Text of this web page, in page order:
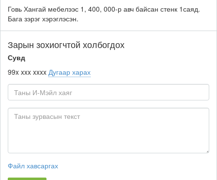
Говь Хангай мебелээс 1, 400, 000-р авч байсан стенк 1саяд.
Бага зэрэг хэрэглэсэн.
Зарын зохиогчтой холбогдох
Сувд
99x xxx xxxx Дугаар харах
Файл хавсаргах